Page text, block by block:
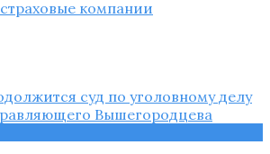
страховые компании